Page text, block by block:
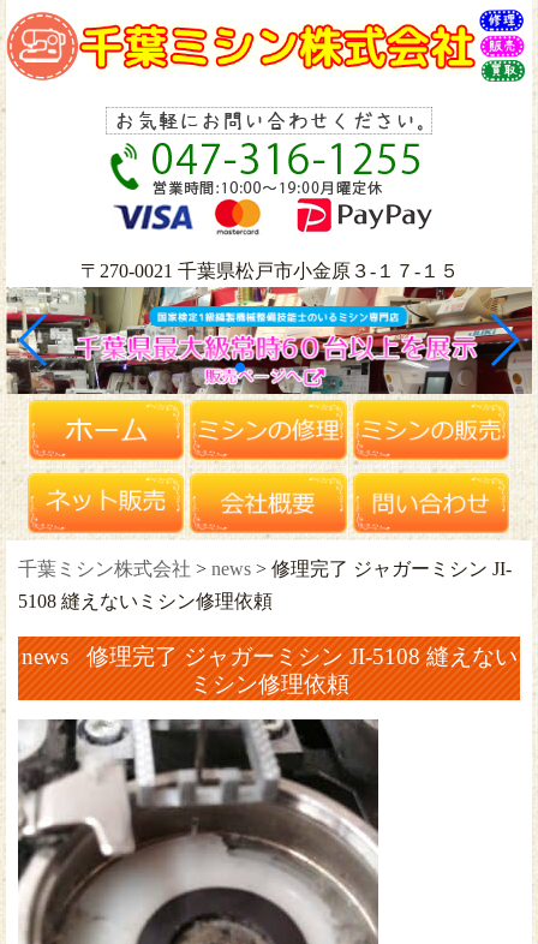
〒270-0021 千葉県松戸市小金原３-１７-１５
千葉ミシン株式会社 > news > 修理完了 ジャガーミシン JI-
5108 縫えないミシン修理依頼
news 修理完了 ジャガーミシン JI-5108 縫えない
ミシン修理依頼